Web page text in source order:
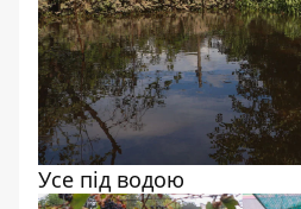
Усе під водою